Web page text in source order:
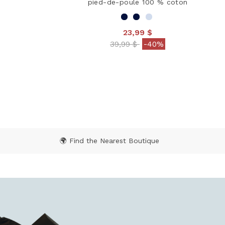
pied-de-poule 100 % coton
23,99 $
Price reduced from
39,99 $to-40%
🌍 Find the Nearest Boutique